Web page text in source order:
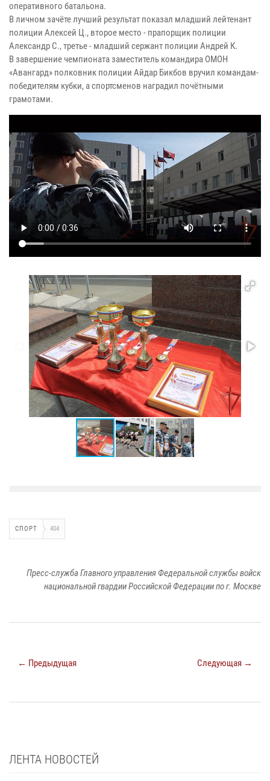
оперативного батальона.
В личном зачёте лучший результат показал младший лейтенант
полиции Алексей Ц., второе место - прапорщик полиции
Александр С., третье - младший сержант полиции Андрей К.
В завершение чемпионата заместитель командира ОМОН
«Авангард» полковник полиции Айдар Бикбов вручил командам-
победителям кубки, а спортсменов наградил почётными
грамотами.
СПОРТ 404
Пресс-служба Главного управления Федеральной службы войск
национальной гвардии Российской Федерации по г. Москве
← Предыдущая Следующая →
ЛЕНТА НОВОСТЕЙ